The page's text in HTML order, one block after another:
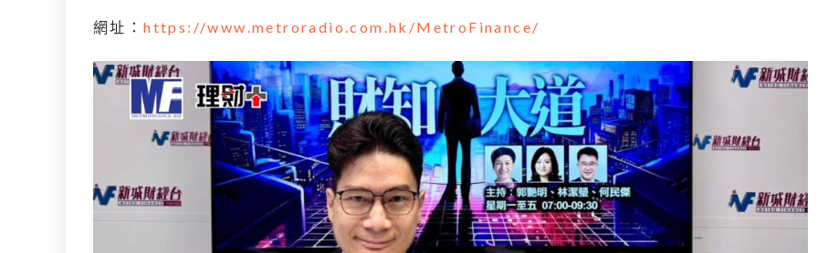
網址：https://www.metroradio.com.hk/MetroFinance/